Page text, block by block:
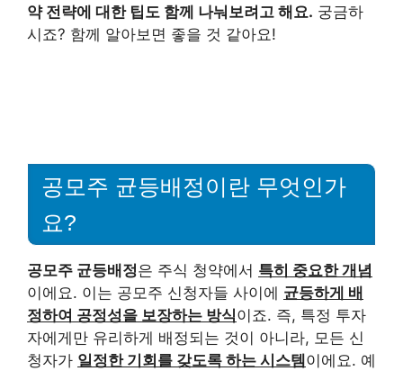
약 전략에 대한 팁도 함께 나눠보려고 해요. 궁금하
시죠? 함께 알아보면 좋을 것 같아요!
공모주 균등배정이란 무엇인가
요?
공모주 균등배정은 주식 청약에서 특히 중요한 개념
이에요. 이는 공모주 신청자들 사이에 균등하게 배
정하여 공정성을 보장하는 방식이죠. 즉, 특정 투자
자에게만 유리하게 배정되는 것이 아니라, 모든 신
청자가 일정한 기회를 갖도록 하는 시스템 이에요. 예